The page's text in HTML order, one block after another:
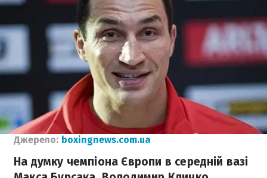
Джерело: boxingnews.com.ua
На думку чемпіона Європи в середній вазі